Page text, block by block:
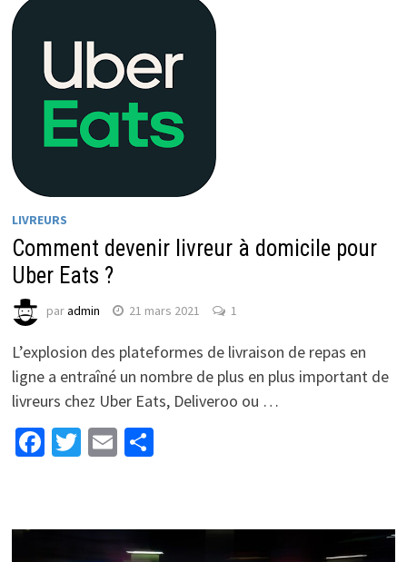
LIVREURS
Comment devenir livreur à domicile pour
Uber Eats ?
paradmin 21 mars 2021 1
L’explosion des plateformes de livraison de repas en
ligne a entraîné un nombre de plus en plus important de
livreurs chez Uber Eats, Deliveroo ou …
Facebook
Twitter
EmailPartager